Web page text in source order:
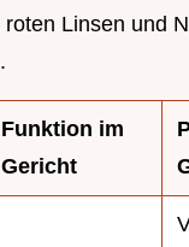
Linsen und
Funktion im
Gericht